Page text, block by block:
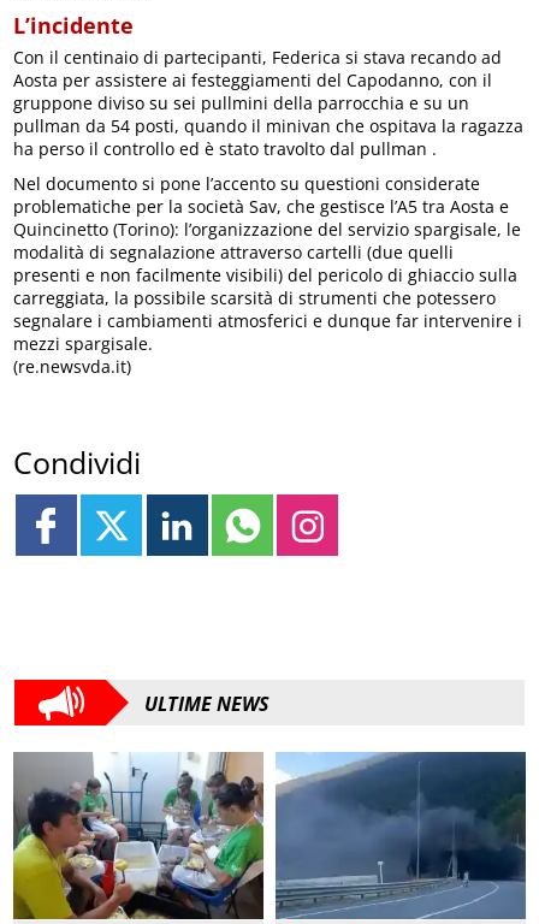
L’incidente
Con il centinaio di partecipanti, Federica si stava recando ad
Aosta per assistere ai festeggiamenti del Capodanno, con il
gruppone diviso su sei pullmini della parrocchia e su un
pullman da 54 posti, quando il minivan che ospitava la ragazza
ha perso il controllo ed è stato travolto dal pullman .
Nel documento si pone l’accento su questioni considerate
problematiche per la società Sav, che gestisce l’A5 tra Aosta e
Quincinetto (Torino): l’organizzazione del servizio spargisale, le
modalità di segnalazione attraverso cartelli (due quelli
presenti e non facilmente visibili) del pericolo di ghiaccio sulla
carreggiata, la possibile scarsità di strumenti che potessero
segnalare i cambiamenti atmosferici e dunque far intervenire i
mezzi spargisale.
(re.newsvda.it)
Condividi
ULTIME NEWS